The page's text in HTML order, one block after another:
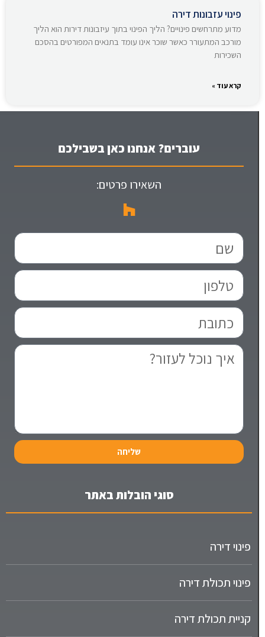
פינוי עזבונות דירה
מדוע מתרחשים פינויים? הליך הפינוי בתוך עיזבונות דירות הוא הליך
מורכב המתעורר כאשר שוכר אינו עומד בתנאים המפורטים בהסכם
השכירות
קרא עוד »
עוברים? אנחנו כאן בשבילכם
השאירו פרטים:
שליחה
סוגי הובלות באתר
פינוי דירה
פינוי תכולת דירה
קניית תכולת דירה